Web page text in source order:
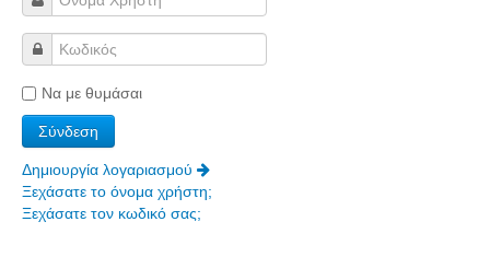
Πετρόκτιστα Σπίτια - Εκκλησίες
Πανοραμικές φωτογραφίες
Σύνδεσμοι
Να με θυμάσαι
Δημιουργία λογαριασμού
Ξεχάσατε το όνομα χρήστη;
Ξεχάσατε τον κωδικό σας;